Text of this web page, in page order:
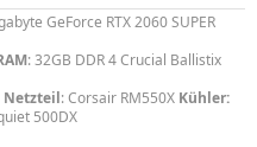
GeForce RTX 2060 SUPER
: 32GB DDR 4 Crucial Ballistix
Netzteil: Corsair RM550X Kühler:
500DX